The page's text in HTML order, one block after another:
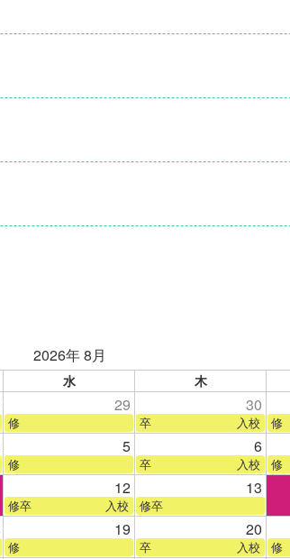
2026年 8月
水 木
29 30
修 卒 入校 修
5 6
修 卒 入校 修
12 13
修卒 入校 修卒
19 20
修 卒 入校 修